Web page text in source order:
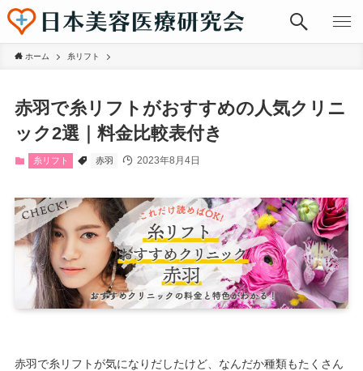
ホーム 糸リフト
赤羽で糸リフトがおすすめの人気クリニ
ック2選｜料金比較表付き
糸リフト 赤羽 2023年8月4日
赤羽で糸リフトが気になりだしたけど、なんだか種類もたくさん